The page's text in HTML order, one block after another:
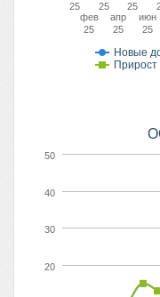
Новые
25
фев
25
25
апр
25
25
июн
25
20
30
40
50